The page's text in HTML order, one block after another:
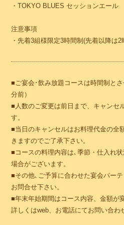
・TOKYO BLUES セッションエール
注意事項
・先着3組様限定3時間制(先着以降は2
■ご宴会･飲み放題コースは時間制と
分前）
■人数のご変更は前日まで、キャンセ
す。
■当日のキャンセルはお料理代金の全
きますのでご了承下さい。
■コースの料理内容は､季節・仕入れ
場合がございます。
■その他､ご予算に合わせた宴会パー
お問合せ下さい。
■年末年始期間はコース内容、金額が
詳しくはweb、お電話にてお問い合わ